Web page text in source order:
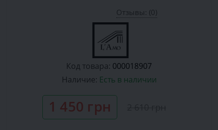
Отзывы: (0)
Код товара: 000018907
Наличие: Есть в наличии
1 450 грн